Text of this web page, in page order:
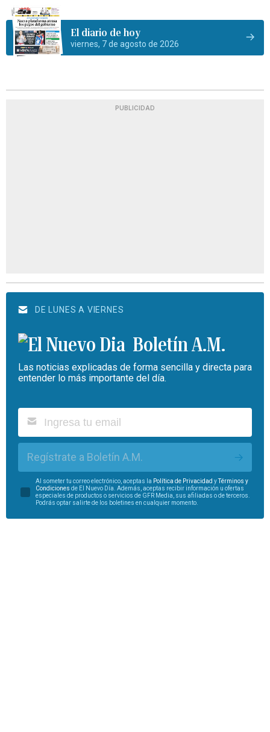
El diario de hoy
viernes, 7 de agosto de 2026
PUBLICIDAD
DE LUNES A VIERNES
Boletín A.M.
Las noticias explicadas de forma sencilla y directa para
entender lo más importante del día.
Regístrate a Boletín A.M.
Al someter tu correo electrónico, aceptas la Política de Privacidad yTérminos y
Condiciones de El Nuevo Día. Además, aceptas recibir información u ofertas
especiales de productos o servicios de GFR Media, sus afiliadas o de terceros.
Podrás optar salirte de los boletines en cualquier momento.